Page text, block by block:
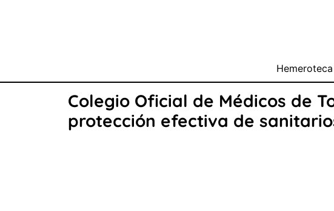
Hemeroteca
Colegio Oficial de Médicos de
protección efectiva de